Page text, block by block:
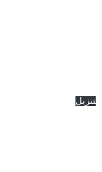
تنزيل